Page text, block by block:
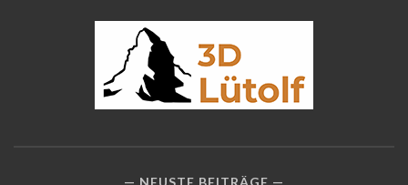
NEUSTE BEITRÄGE